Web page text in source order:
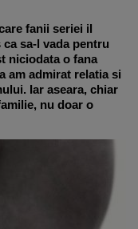
fanii seriei il
sa-l vada pentru
niciodata o fana
am admirat relatia si
Iar aseara, chiar
nu doar o